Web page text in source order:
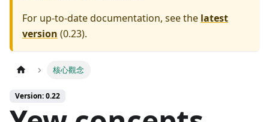
For up-to-date documentation, see the latest
version (0.23).
核心觀念
Version: 0.22